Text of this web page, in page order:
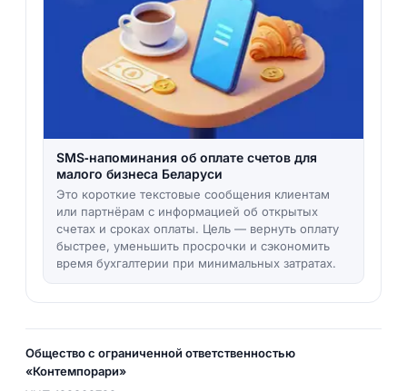
SMS‑напоминания об оплате счетов для
малого бизнеса Беларуси
Это короткие текстовые сообщения клиентам
или партнёрам с информацией об открытых
счетах и сроках оплаты. Цель — вернуть оплату
быстрее, уменьшить просрочки и сэкономить
время бухгалтерии при минимальных затратах.
Общество с ограниченной ответственностью
«Контемпорари»